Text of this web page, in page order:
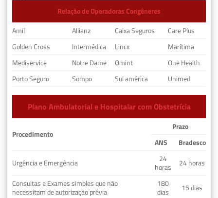
Relação de Operadoras Congêneres
Amil
Allianz Caixa Seguros
Care Plus
Golden Cross
Intermédica Lincx
Marítima
Mediservice
Notre Dame Omint
One Health
Porto Seguro
Sompo Sul américa Unimed
Plano Ambulatorial e Hospitalar com Obstetrícia
Procedimento
Prazo
ANS
Bradesco
Urgência e Emergência
24
horas
24 horas
Consultas e Exames simples que não
necessitam de autorização prévia
180
dias
15 dias